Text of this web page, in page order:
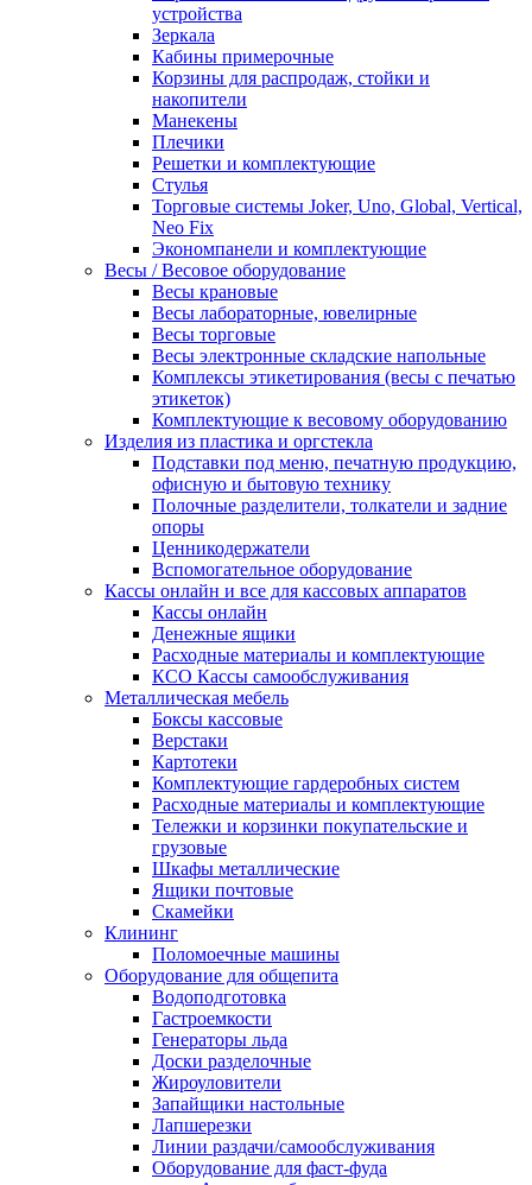
устройства
Зеркала
Кабины примерочные
Корзины для распродаж, стойки и
накопители
Манекены
Плечики
Решетки и комплектующие
Стулья
Торговые системы Joker, Uno, Global, Vertical,
Neo Fix
Экономпанели и комплектующие
Весы / Весовое оборудование
Весы крановые
Весы лабораторные, ювелирные
Весы торговые
Весы электронные складские напольные
Комплексы этикетирования (весы с печатью
этикеток)
Комплектующие к весовому оборудованию
Изделия из пластика и оргстекла
Подставки под меню, печатную продукцию,
офисную и бытовую технику
Полочные разделители, толкатели и задние
опоры
Ценникодержатели
Вспомогательное оборудование
Кассы онлайн и все для кассовых аппаратов
Кассы онлайн
Денежные ящики
Расходные материалы и комплектующие
КСО Кассы самообслуживания
Металлическая мебель
Боксы кассовые
Верстаки
Картотеки
Комплектующие гардеробных систем
Расходные материалы и комплектующие
Тележки и корзинки покупательские и
грузовые
Шкафы металлические
Ящики почтовые
Скамейки
Клининг
Поломоечные машины
Оборудование для общепита
Водоподготовка
Гастроемкости
Генераторы льда
Доски разделочные
Жироуловители
Запайщики настольные
Лапшерезки
Линии раздачи/самообслуживания
Оборудование для фаст-фуда